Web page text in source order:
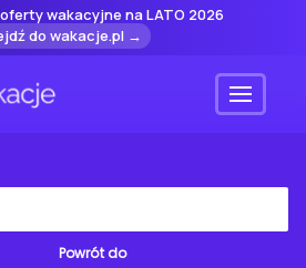
wakacyjne na LATO 2026
do wakacje.pl →
Menu
Powrót do